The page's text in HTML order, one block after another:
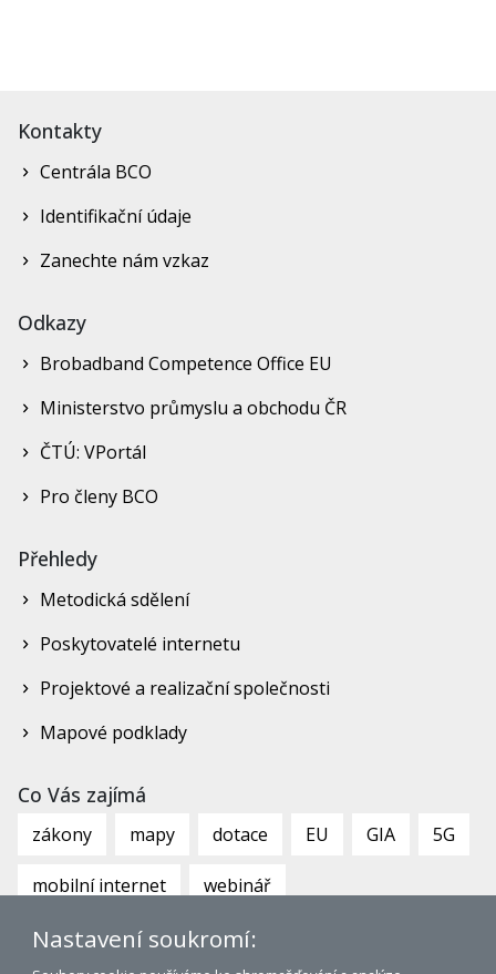
Kontakty
Centrála BCO
Identifikační údaje
Zanechte nám vzkaz
Odkazy
Brobadband Competence Office EU
Ministerstvo průmyslu a obchodu ČR
ČTÚ: VPortál
Pro členy BCO
Přehledy
Metodická sdělení
Poskytovatelé internetu
Projektové a realizační společnosti
Mapové podklady
Co Vás zajímá
zákony mapy dotace EU GIA 5G
mobilní internet webinář
Nastavení soukromí: